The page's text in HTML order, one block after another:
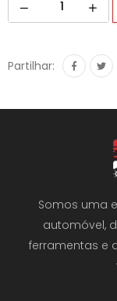
Partilhar:
Somos uma
automóvel,
ferramentas e